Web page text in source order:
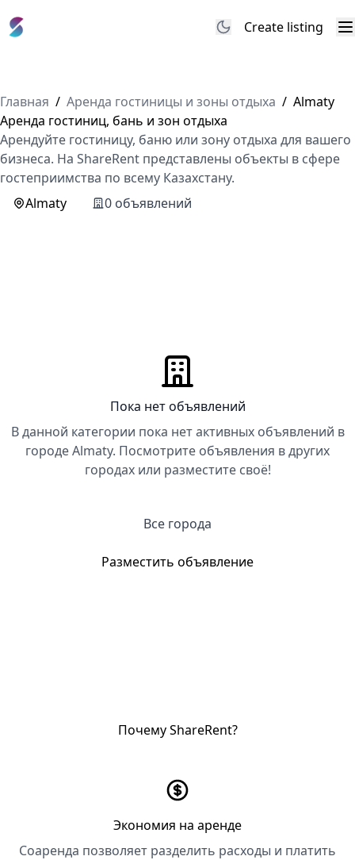
Create listing
Главная / Аренда гостиницы и зоны отдыха / Almaty
Аренда гостиниц, бань и зон отдыха
Арендуйте гостиницу, баню или зону отдыха для вашего
бизнеса. На ShareRent представлены объекты в сфере
гостеприимства по всему Казахстану.
Almaty
0 объявлений
Пока нет объявлений
В данной категории пока нет активных объявлений в
городе Almaty. Посмотрите объявления в других
городах или разместите своё!
Все города
Разместить объявление
Почему ShareRent?
Экономия на аренде
Соаренда позволяет разделить расходы и платить